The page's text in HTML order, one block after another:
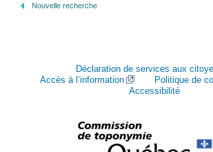
Nouvelle recherche
Déclaration de services aux
Accès à l’information
Politique de
Accessibilité